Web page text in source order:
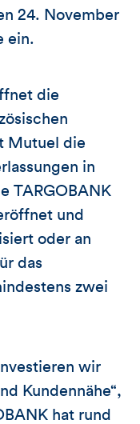
24. November
ein.
die
Mutuel die
in
TARGOBANK
und
oder an
das
zwei
wir
Kundennähe“,
hat rund